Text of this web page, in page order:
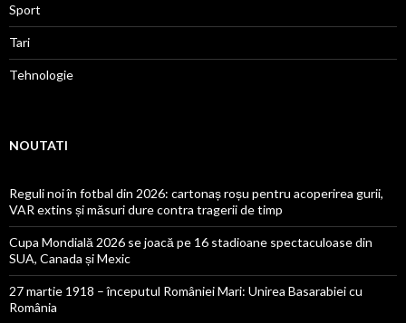
Sport
Tari
Tehnologie
NOUTATI
Reguli noi în fotbal din 2026: cartonaș roșu pentru acoperirea gurii,
VAR extins și măsuri dure contra tragerii de timp
Cupa Mondială 2026 se joacă pe 16 stadioane spectaculoase din
SUA, Canada și Mexic
27 martie 1918 – începutul României Mari: Unirea Basarabiei cu
România